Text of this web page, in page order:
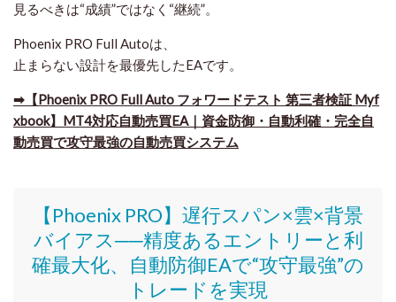
見るべきは“成績”ではなく“継続”。
Phoenix PRO Full Autoは、
止まらない設計を最優先したEAです。
➡【Phoenix PRO Full Auto フォワードテスト 第三者検証 Myf
xbook】MT4対応自動売買EA｜資金防御・自動利確・完全自
動売買で攻守最強の自動売買システム
【Phoenix PRO】遅行スパン×雲×背景
バイアス──精度あるエントリーと利
確最大化、自動防御EAで“攻守最強”の
トレードを実現